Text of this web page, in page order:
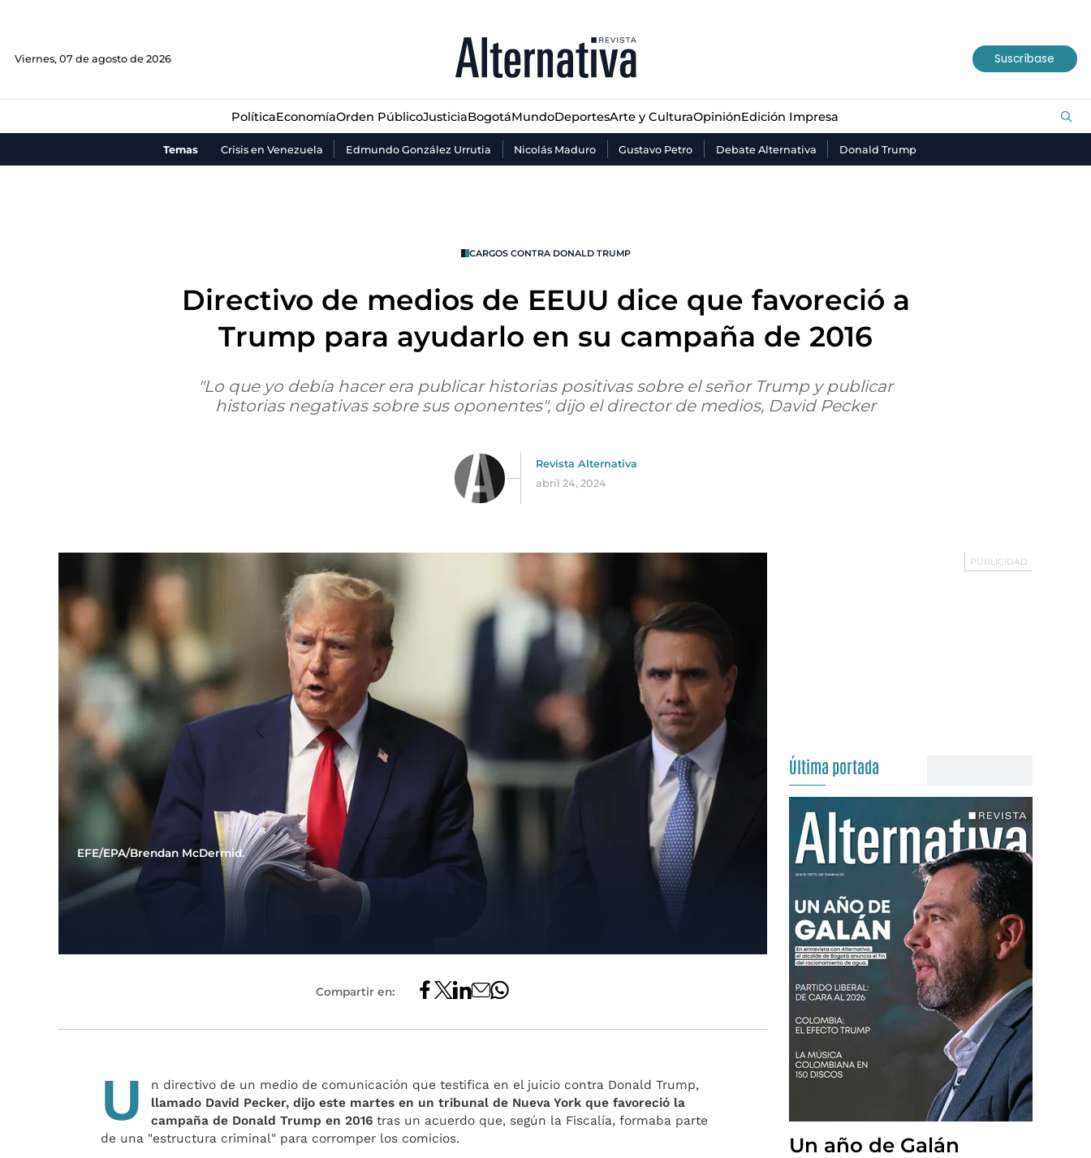
Viernes, 07 de agosto de 2026 Suscríbase
PolíticaEconomíaOrden PúblicoJusticiaBogotáMundoDeportesArte y CulturaOpiniónEdición Impresa
Temas Crisis en Venezuela Edmundo González Urrutia Nicolás Maduro Gustavo Petro Debate Alternativa Donald Trump
JusticiaBogotáMundo Deportes Arte y Cultura
CARGOS CONTRA DONALD TRUMP
Directivo de medios de EEUU dice que favoreció a
Trump para ayudarlo en su campaña de 2016
"Lo que yo debía hacer era publicar historias positivas sobre el señor Trump y publicar
historias negativas sobre sus oponentes", dijo el director de medios, David Pecker
Revista Alternativa
abril 24, 2024
EFE/EPA/Brendan McDermid.
Compartir en:
U
n directivo de un medio de comunicación que testifica en el juicio contra Donald Trump,
llamado David Pecker, dijo este martes en un tribunal de Nueva York que favoreció la
campaña de Donald Trump en 2016 tras un acuerdo que, según la Fiscalía, formaba parte
de una "estructura criminal" para corromper los comicios.
Última portada
Un año de Galán